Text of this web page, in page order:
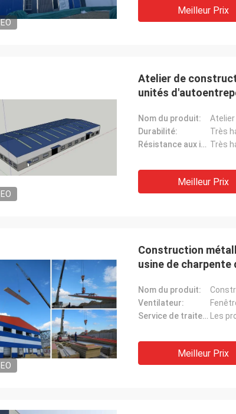
déjà à l'usine.
communiquons
Meilleur Prix
Atelier de
unités
Nom du produit:
Durabilité:
Très
Résistance aux intempéries: Très
Meilleur Prix
Construction
usine de
Nom du produit:
Ventilateur:
Service de traitement:
Meilleur Prix